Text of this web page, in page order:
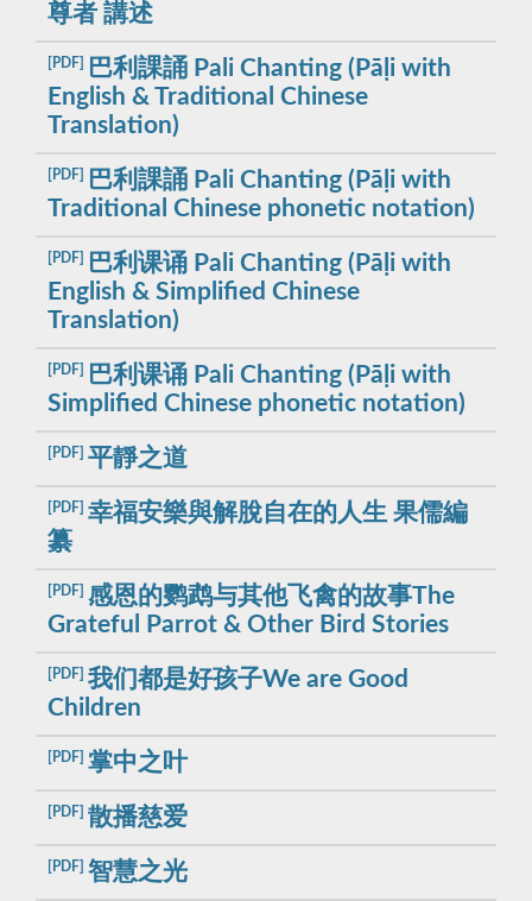
尊者 講述
[PDF]
巴利課誦 Pali Chanting (Pāḷi with
English & Traditional Chinese
Translation)
[PDF]
巴利課誦 Pali Chanting (Pāḷi with
Traditional Chinese phonetic notation)
[PDF]
巴利课诵 Pali Chanting (Pāḷi with
English & Simplified Chinese
Translation)
[PDF]
巴利课诵 Pali Chanting (Pāḷi with
Simplified Chinese phonetic notation)
[PDF] 平靜之道
[PDF]
幸福安樂與解脫自在的人生 果儒編
纂
[PDF]
感恩的鹦鹉与其他飞禽的故事The
Grateful Parrot & Other Bird Stories
[PDF]
我们都是好孩子We are Good
Children
[PDF] 掌中之叶
[PDF] 散播慈爱
[PDF] 智慧之光